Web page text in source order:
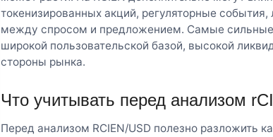
токенизированных акций, регуляторные
между спросом и предложением. Самые
широкой пользовательской базой, высокой
стороны рынка.
Что учитывать перед анализом
Перед анализом RCIEN/USD полезно разложить